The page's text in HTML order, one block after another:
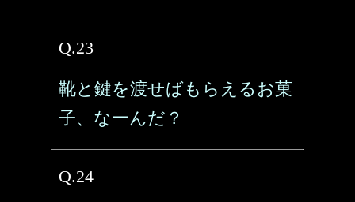
Q.23
靴と鍵を渡せばもらえるお菓
子、なーんだ？
Q.24